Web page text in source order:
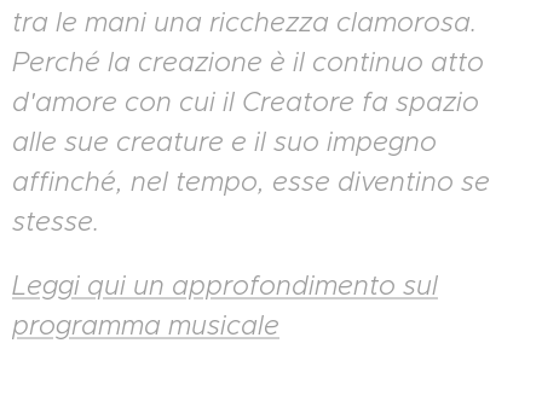
tra le mani una ricchezza clamorosa.
Perché la creazione è il continuo atto
d'amore con cui il Creatore fa spazio
alle sue creature e il suo impegno
affinché, nel tempo, esse diventino se
stesse.
Leggi qui un approfondimento sul
programma musicale